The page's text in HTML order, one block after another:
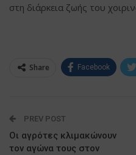
στη διάρκεια ζωής του
Share Facebook
PREV POST
Οι αγρότες κλιμακώνουν
τον αγώνα τους στον